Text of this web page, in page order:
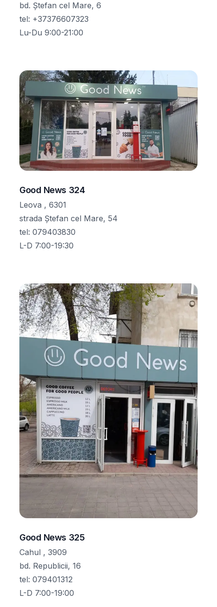
bd. Ștefan cel Mare, 6
tel: +37376607323
Lu-Du 9:00-21:00
Good News 324
Leova , 6301
strada Ștefan cel Mare, 54
tel: 079403830
L-D 7:00-19:30
Good News 325
Cahul , 3909
bd. Republicii, 16
tel: 079401312
L-D 7:00-19:00